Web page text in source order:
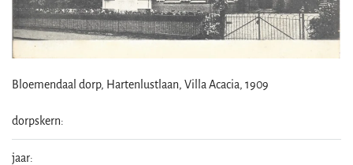
Bloemendaal dorp, Hartenlustlaan, Villa Acacia, 1909
dorpskern:
jaar: